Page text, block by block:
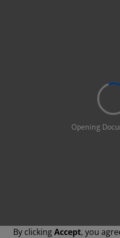
By clickingAccept, you